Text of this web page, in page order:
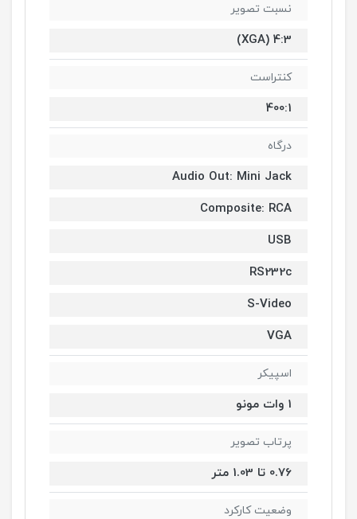
نسبت تصویر
4:3 (XGA)
کنتراست
400:1
درگاه
Audio Out: Mini Jack
Composite: RCA
USB
RS232c
S-Video
VGA
اسپیکر
1 وات مونو
پرتاب تصویر
0.76 تا 1.03 متر
وضعیت کارکرد